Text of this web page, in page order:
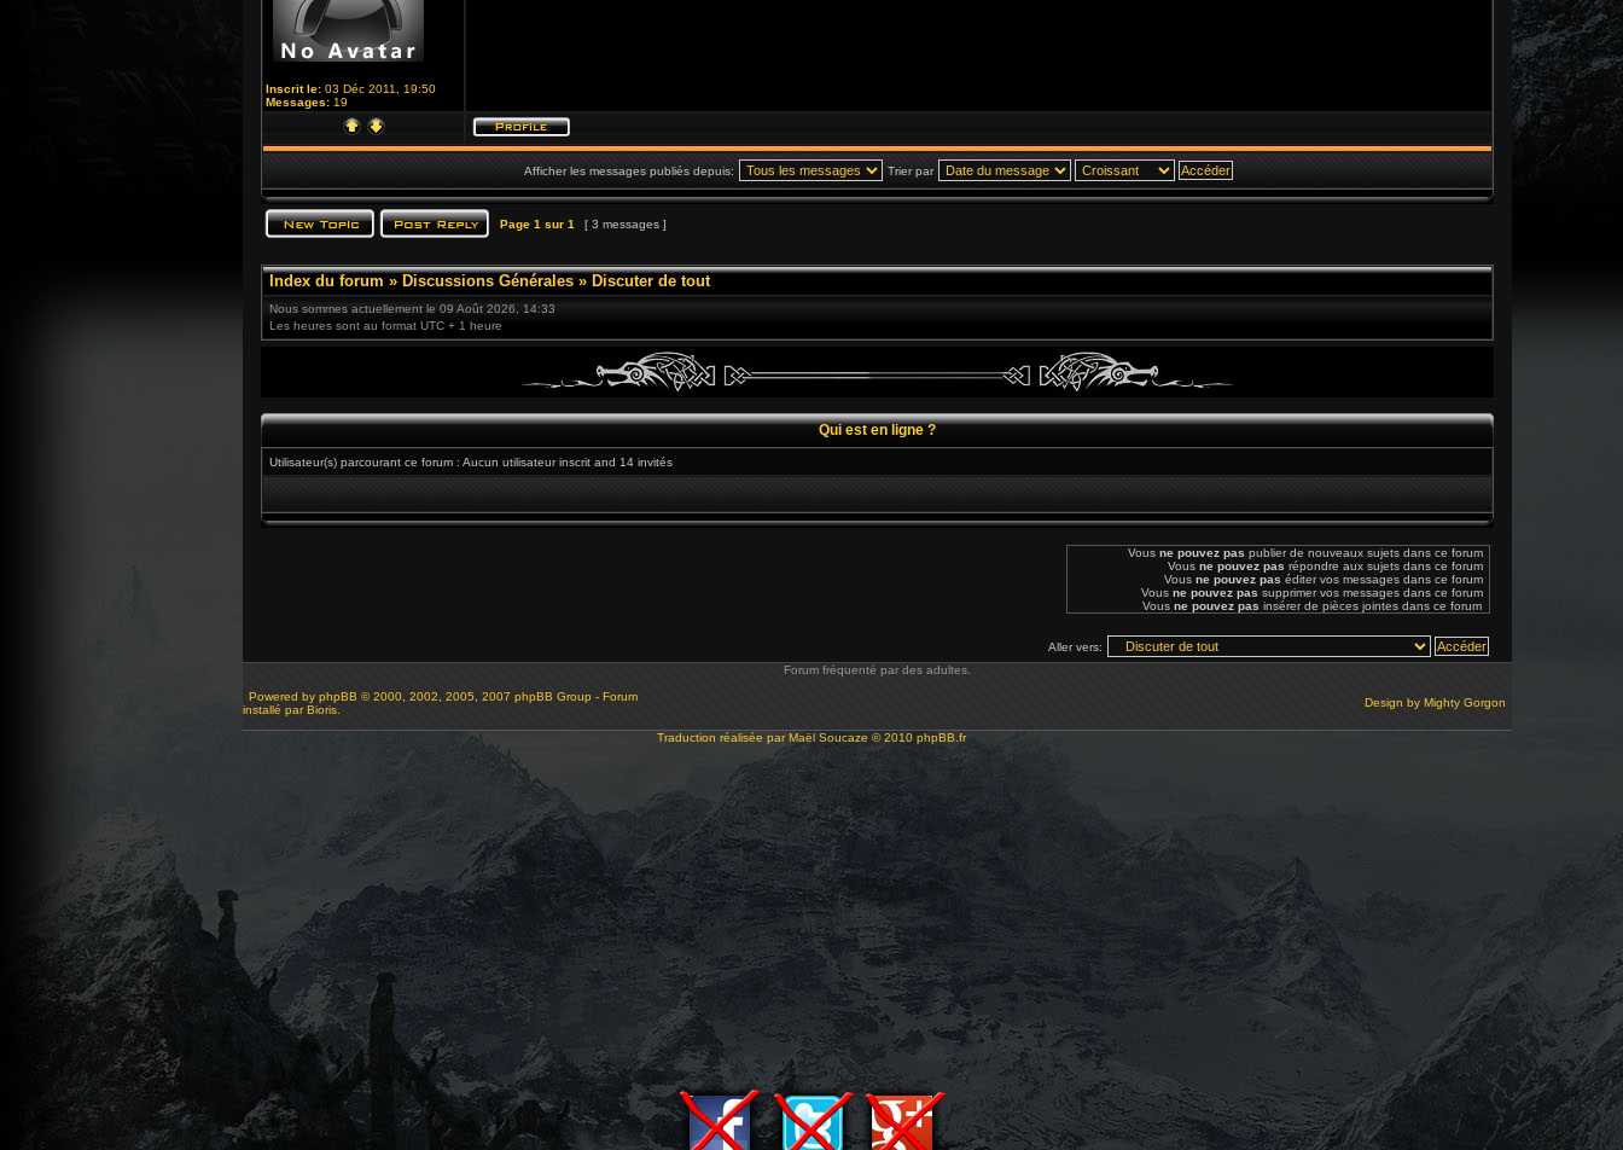
Inscrit le: 03 Déc 2011, 19:50
Messages: 19
Afficher les messages publiés depuis: Trier par
Page 1 sur 1 [ 3 messages ]
Index du forum » Discussions Générales » Discuter de tout
Nous sommes actuellement le 09 Août 2026, 14:33
Les heures sont au format UTC + 1 heure
Qui est en ligne ?
Utilisateur(s) parcourant ce forum : Aucun utilisateur inscrit and 14 invités
Vous ne pouvez pas publier de nouveaux sujets dans ce forum
Vous ne pouvez pas répondre aux sujets dans ce forum
Vous ne pouvez pas éditer vos messages dans ce forum
Vous ne pouvez pas supprimer vos messages dans ce forum
Vous ne pouvez pas insérer de pièces jointes dans ce forum
Aller vers:
Forum fréquenté par des adultes.
Powered by phpBB © 2000, 2002, 2005, 2007 phpBB Group - Forum
installé par Bioris.
Design by Mighty Gorgon
Traduction réalisée parMaël Soucaze © 2010 phpBB.fr